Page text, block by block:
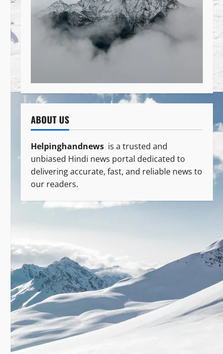
ABOUT US
Helpinghandnews is a trusted and
unbiased Hindi news portal dedicated to
delivering accurate, fast, and reliable news to
our readers.